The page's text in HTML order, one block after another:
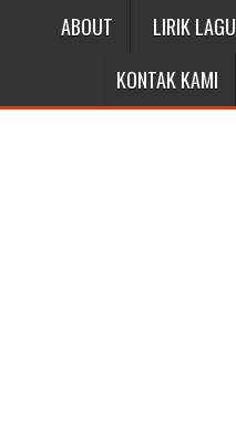
ABOUT LIRIK LAGU
KONTAK KAMI